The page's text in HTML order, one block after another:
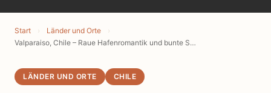
Start › Länder und Orte
›
Valparaiso, Chile – Raue Hafenromantik und bunte Straßenkunst
LÄNDER UND ORTE CHILE